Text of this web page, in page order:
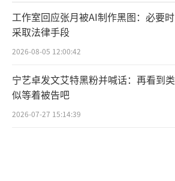
工作室回应张月被AI制作黑图：必要时
采取法律手段
2026-08-05 12:00:42
宁艺卓发文艾特黑粉并喊话：再看到类
似等着被告吧
2026-07-27 15:14:39